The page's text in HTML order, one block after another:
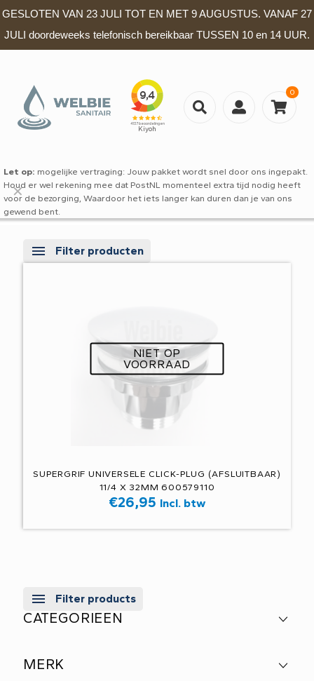
GESLOTEN VAN 23 JULI TOT EN MET 9 AUGUSTUS. VANAF 27
JULI doordeweeks telefonisch bereikbaar TUSSEN 10 en 14 UUR.
0
Let op: mogelijke vertraging: Jouw pakket wordt snel door ons ingepakt.
Houd er wel rekening mee dat PostNL momenteel extra tijd nodig heeft
voor de bezorging, Waardoor het iets langer kan duren dan je van ons
gewend bent.
✕
Filter producten
NIET OP
VOORRAAD
SUPERGRIF UNIVERSELE CLICK-PLUG (AFSLUITBAAR)
11/4 X 32MM 600579110
€26,95 Incl. btw
Filter products
CATEGORIEEN
MERK